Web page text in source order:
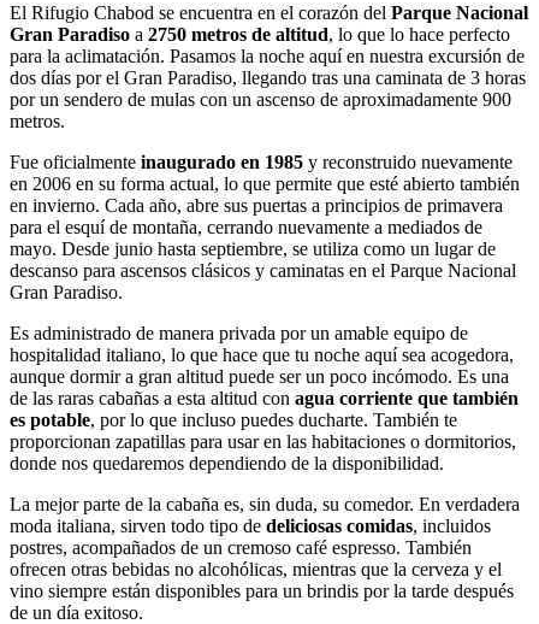
El Rifugio Chabod se encuentra en el corazón del Parque Nacional
Gran Paradiso a 2750 metros de altitud, lo que lo hace perfecto
para la aclimatación. Pasamos la noche aquí en nuestra excursión de
dos días por el Gran Paradiso, llegando tras una caminata de 3 horas
por un sendero de mulas con un ascenso de aproximadamente 900
metros.
Fue oficialmente inaugurado en 1985 y reconstruido nuevamente
en 2006 en su forma actual, lo que permite que esté abierto también
en invierno. Cada año, abre sus puertas a principios de primavera
para el esquí de montaña, cerrando nuevamente a mediados de
mayo. Desde junio hasta septiembre, se utiliza como un lugar de
descanso para ascensos clásicos y caminatas en el Parque Nacional
Gran Paradiso.
Es administrado de manera privada por un amable equipo de
hospitalidad italiano, lo que hace que tu noche aquí sea acogedora,
aunque dormir a gran altitud puede ser un poco incómodo. Es una
de las raras cabañas a esta altitud con agua corriente que también
es potable, por lo que incluso puedes ducharte. También te
proporcionan zapatillas para usar en las habitaciones o dormitorios,
donde nos quedaremos dependiendo de la disponibilidad.
La mejor parte de la cabaña es, sin duda, su comedor. En verdadera
moda italiana, sirven todo tipo de deliciosas comidas, incluidos
postres, acompañados de un cremoso café espresso. También
ofrecen otras bebidas no alcohólicas, mientras que la cerveza y el
vino siempre están disponibles para un brindis por la tarde después
de un día exitoso.